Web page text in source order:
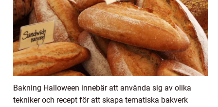
Bakning Halloween innebär att använda sig av olika
tekniker och recept för att skapa tematiska bakverk